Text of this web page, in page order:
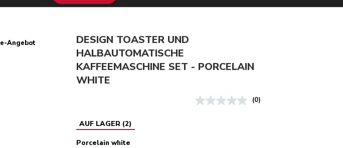
Angebot
DESIGN TOASTER UND
HALBAUTOMATISCHE
KAFFEEMASCHINE SET - PORCELAIN
WHITE
(0)
AUF LAGER(2)
Porcelain white